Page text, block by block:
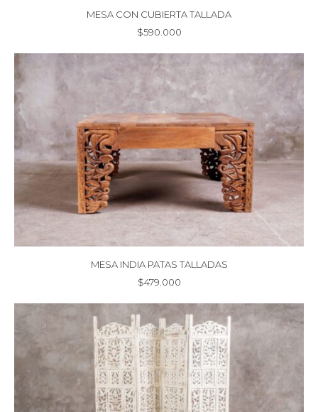
MESA CON CUBIERTA TALLADA
$590.000
MESA INDIA PATAS TALLADAS
$479.000